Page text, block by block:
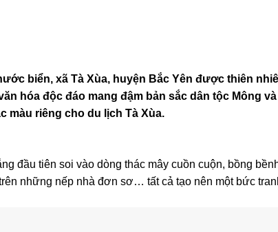
biển, xã Tà Xùa, huyện Bắc Yên được thiên
hóa độc đáo mang đậm bản sắc dân tộc Mông và
màu riêng cho du lịch Tà Xùa.
đầu tiên soi vào dòng thác mây cuồn cuộn, bồng
những nếp nhà đơn sơ… tất cả tạo nên một bức